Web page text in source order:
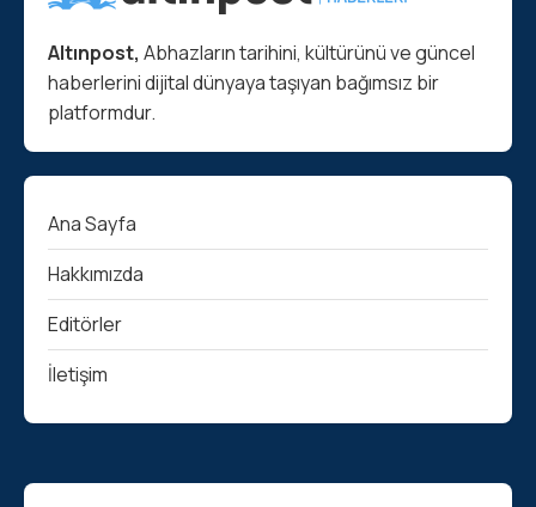
Altınpost, Abhazların tarihini, kültürünü ve güncel
haberlerini dijital dünyaya taşıyan bağımsız bir
platformdur.
Ana Sayfa
Hakkımızda
Editörler
İletişim